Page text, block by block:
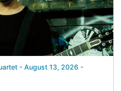
- August 13, 2026 -